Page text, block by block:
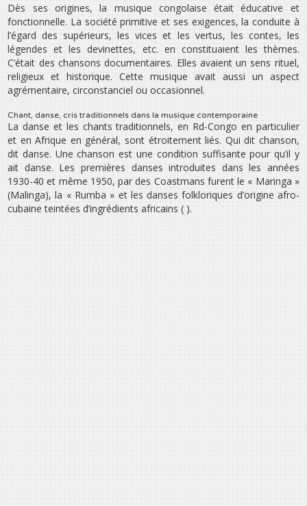
Dès ses origines, la musique congolaise était éducative et
fonctionnelle. La société primitive et ses exigences, la conduite à
l’égard des supérieurs, les vices et les vertus, les contes, les
légendes et les devinettes, etc. en constituaient les thèmes.
C’était des chansons documentaires. Elles avaient un sens rituel,
religieux et historique. Cette musique avait aussi un aspect
agrémentaire, circonstanciel ou occasionnel.
Chant, danse, cris traditionnels dans la musique contemporaine
La danse et les chants traditionnels, en Rd-Congo en particulier
et en Afrique en général, sont étroitement liés. Qui dit chanson,
dit danse. Une chanson est une condition suffisante pour qu’il y
ait danse. Les premières danses introduites dans les années
1930-40 et même 1950, par des Coastmans furent le « Maringa »
(Malinga), la « Rumba » et les danses folkloriques d’origine afro-
cubaine teintées d’ingrédients africains ( ).